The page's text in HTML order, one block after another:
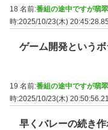
18 名前:番組の途中ですが翡
時:2025/10/23(木) 20:45:28.85
ゲーム開発という
19 名前:番組の途中ですが翡
時:2025/10/23(木) 20:50:56.21
早くバレーの続き作